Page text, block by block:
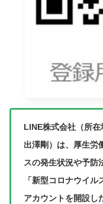
LINE株式会社（所在
出澤剛）は、厚生労
スの発生状況や予防
「新型コロナウイ
アカウントを開設し